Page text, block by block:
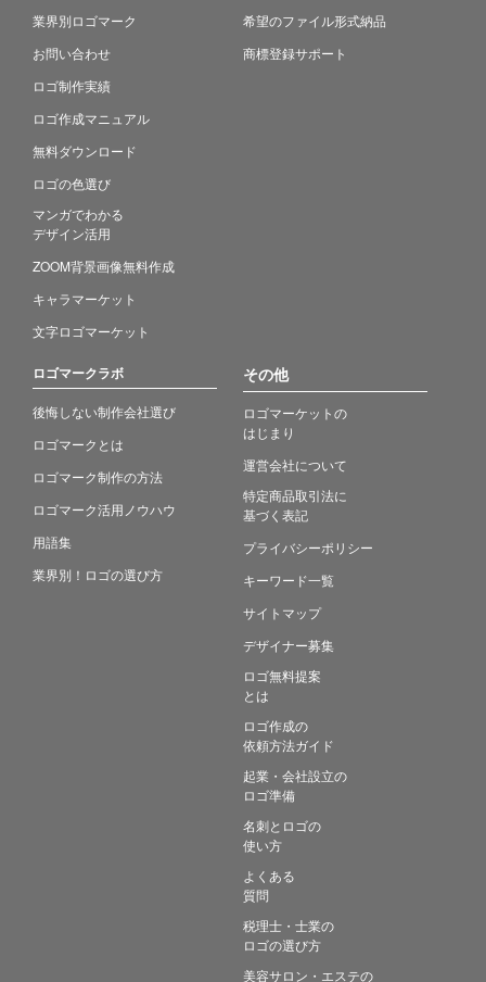
業界別ロゴマーク
お問い合わせ
ロゴ制作実績
ロゴ作成マニュアル
無料ダウンロード
ロゴの色選び
マンガでわかる
デザイン活用
ZOOM背景画像無料作成
キャラマーケット
文字ロゴマーケット
希望のファイル形式納品
商標登録サポート
ロゴマークラボ
後悔しない制作会社選び
ロゴマークとは
ロゴマーク制作の方法
ロゴマーク活用ノウハウ
用語集
業界別！ロゴの選び方
その他
ロゴマーケットの
はじまり
運営会社について
特定商品取引法に
基づく表記
プライバシーポリシー
キーワード一覧
サイトマップ
デザイナー募集
ロゴ無料提案
とは
ロゴ作成の
依頼方法ガイド
起業・会社設立の
ロゴ準備
名刺とロゴの
使い方
よくある
質問
税理士・士業の
ロゴの選び方
美容サロン・エステの